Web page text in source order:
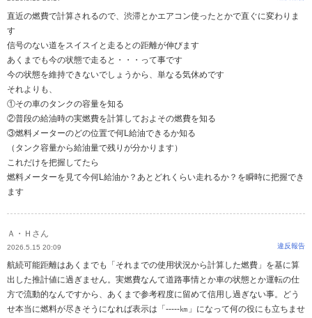
直近の燃費で計算されるので、渋滞とかエアコン使ったとかで直ぐに変わりま
す
信号のない道をスイスイと走るとの距離が伸びます
あくまでも今の状態で走ると・・・って事です
今の状態を維持できないでしょうから、単なる気休めです
それよりも、
①その車のタンクの容量を知る
②普段の給油時の実燃費を計算しておよその燃費を知る
③燃料メーターのどの位置で何L給油できるか知る
（タンク容量から給油量で残りが分かります）
これだけを把握してたら
燃料メーターを見て今何L給油か？あとどれくらい走れるか？を瞬時に把握でき
ます
Ａ・Ｈさん
2026.5.15 20:09 違反報告
航続可能距離はあくまでも「それまでの使用状況から計算した燃費」を基に算
出した推計値に過ぎません。実燃費なんて道路事情とか車の状態とか運転の仕
方で流動的なんですから、あくまで参考程度に留めて信用し過ぎない事。どう
せ本当に燃料が尽きそうになれば表示は「-----㎞」になって何の役にも立ちませ